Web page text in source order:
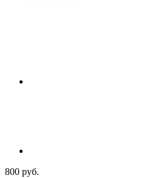
800 руб.